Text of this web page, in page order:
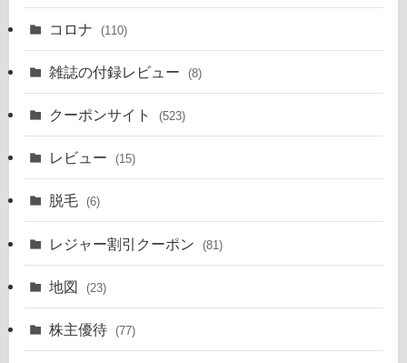
コロナ (110)
雑誌の付録レビュー (8)
クーポンサイト (523)
レビュー (15)
脱毛 (6)
レジャー割引クーポン (81)
地図 (23)
株主優待 (77)